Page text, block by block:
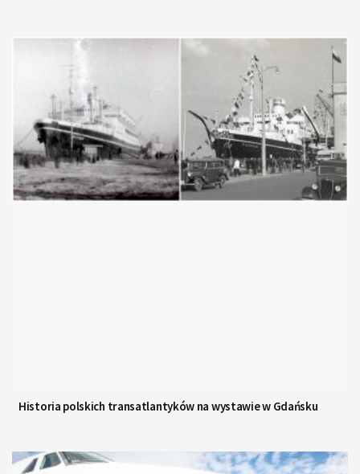
Historia polskich transatlantyków na wystawie w Gdańsku